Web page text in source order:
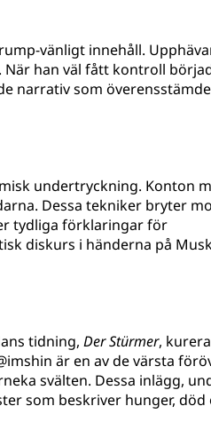
vänligt innehåll.
han väl fått kontroll
narrativ som
undertryckning. Konton
Dessa tekniker bryter
tydliga förklaringar för
diskurs i händerna på
tidning,Der Stürmer,
är en av de värsta
svälten. Dessa inlägg,
som beskriver hunger, död